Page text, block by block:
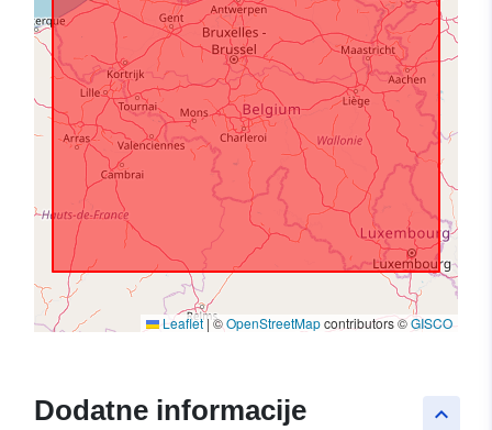
Leaflet|©OpenStreetMapcontributors ©GISCO
keyboard_arrow_up
Dodatne informacije